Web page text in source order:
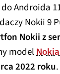
Androida
Nokii 9
Nokii z
model
2022 roku